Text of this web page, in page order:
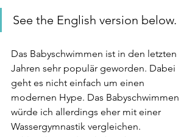
See the English version below.
Das Babyschwimmen ist in den letzten
Jahren sehr populär geworden. Dabei
geht es nicht einfach um einen
modernen Hype. Das Babyschwimmen
würde ich allerdings eher mit einer
Wassergymnastik vergleichen.